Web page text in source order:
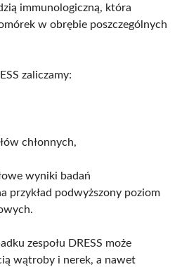
immunologiczną, która
w obrębie poszczególnych
zaliczamy:
chłonnych,
wyniki badań
przykład podwyższony poziom
zespołu DRESS może
wątroby i nerek, a nawet